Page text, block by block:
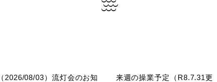
2026/08/03）流灯会のお知
来週の操業予定（R8.7.31更